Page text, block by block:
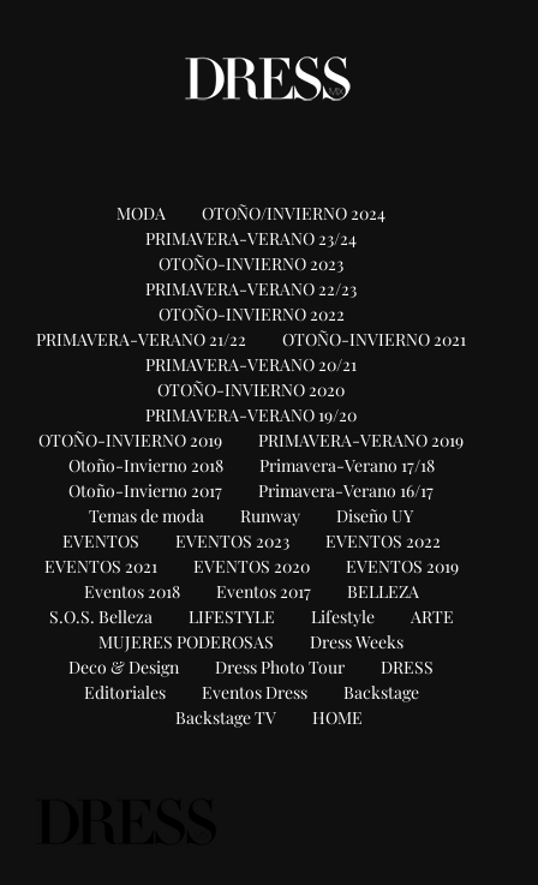
MODA
OTOÑO/INVIERNO 2024
PRIMAVERA-VERANO 23/24
OTOÑO-INVIERNO 2023
PRIMAVERA-VERANO 22/23
OTOÑO-INVIERNO 2022
PRIMAVERA-VERANO 21/22
OTOÑO-INVIERNO 2021
PRIMAVERA-VERANO 20/21
OTOÑO-INVIERNO 2020
PRIMAVERA-VERANO 19/20
OTOÑO-INVIERNO 2019
PRIMAVERA-VERANO 2019
Otoño-Invierno 2018
Primavera-Verano 17/18
Otoño-Invierno 2017
Primavera-Verano 16/17
Temas de moda
Runway
Diseño UY
EVENTOS
EVENTOS 2023
EVENTOS 2022
EVENTOS 2021
EVENTOS 2020
EVENTOS 2019
Eventos 2018
Eventos 2017
BELLEZA
S.O.S. Belleza
LIFESTYLE Lifestyle
ARTE
MUJERES PODEROSAS
Dress Weeks
Deco & Design
Dress Photo Tour
DRESS
Editoriales
Eventos Dress
Backstage
Backstage TV
HOME